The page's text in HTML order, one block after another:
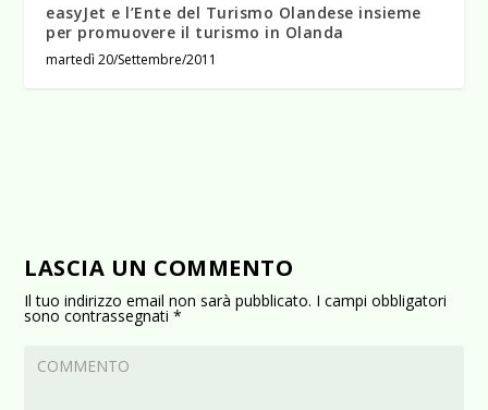
easyJet e l’Ente del Turismo Olandese insieme
per promuovere il turismo in Olanda
martedì 20/Settembre/2011
LASCIA UN COMMENTO
Il tuo indirizzo email non sarà pubblicato. I campi obbligatori
sono contrassegnati*